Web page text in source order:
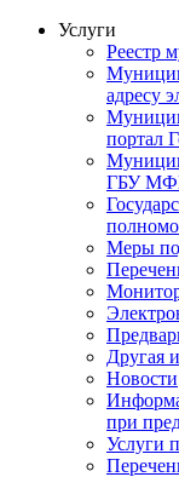
Услуги
Реестр
адресу
портал
ГБУ
Меры
Другая
Новости
при
Услуги